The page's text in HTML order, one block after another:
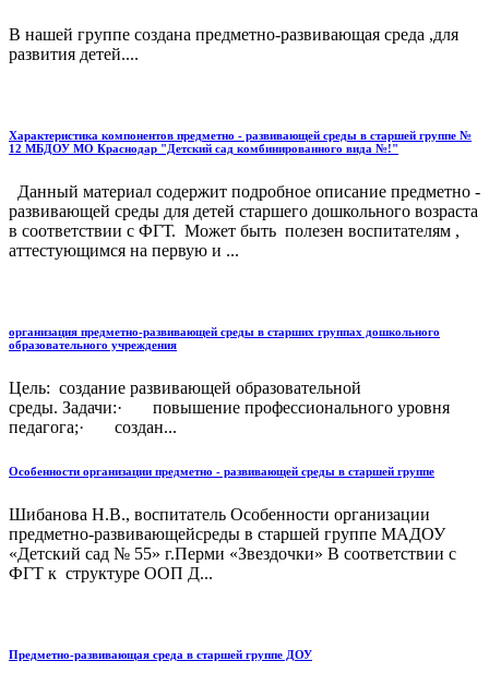
В нашей группе создана предметно-развивающая среда ,для
развития детей....
Характеристика компонентов предметно - развивающей среды в старшей группе №
12 МБДОУ МО Краснодар "Детский сад комбинированного вида №!"
Данный материал содержит подробное описание предметно -
развивающей среды для детей старшего дошкольного возраста
в соответствии с ФГТ. Может быть полезен воспитателям ,
аттестующимся на первую и ...
организация предметно-развивающей среды в старших группах дошкольного
образовательного учреждения
Цель: создание развивающей образовательной
среды. Задачи:· повышение профессионального уровня
педагога;· создан...
Особенности организации предметно - развивающей среды в старшей группе
Шибанова Н.В., воспитатель Особенности организации
предметно-развивающейсреды в старшей группе МАДОУ
«Детский сад № 55» г.Перми «Звездочки» В соответствии с
ФГТ к структуре ООП Д...
Предметно-развивающая среда в старшей группе ДОУ